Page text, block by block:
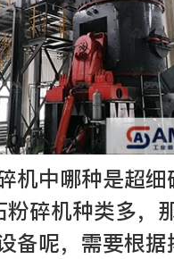
机中哪种是超细
碎机种类多，
备呢，需要根据